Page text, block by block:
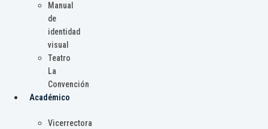
Manual
de
identidad
visual
Teatro
La
Convención
Académico
Vicerrectora